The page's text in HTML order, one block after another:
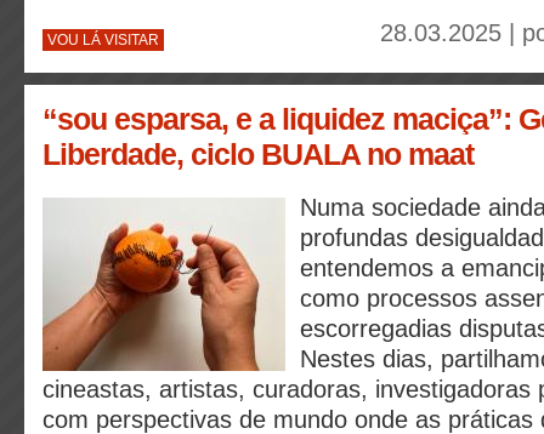
VOU LÁ VISITAR 28.03.2025 |
“sou esparsa, e a liquidez maciça”:
Liberdade, ciclo BUALA no maat
Numa sociedade
profundas
entendemos a
como processos
escorregadias
Nestes dias,
cineastas, artistas, curadoras, investigadoras
com perspectivas de mundo onde as práticas